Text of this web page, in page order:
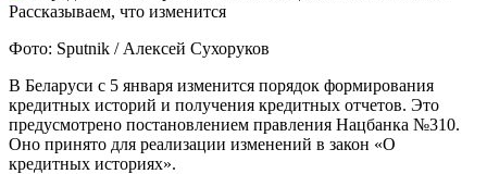
Фото: Sputnik / Алексей Сухоруков
В Беларуси с 5 января изменится порядок формирования
кредитных историй и получения кредитных отчетов. Это
предусмотрено постановлением правления Нацбанка №310.
Оно принято для реализации изменений в закон «О
кредитных историях».